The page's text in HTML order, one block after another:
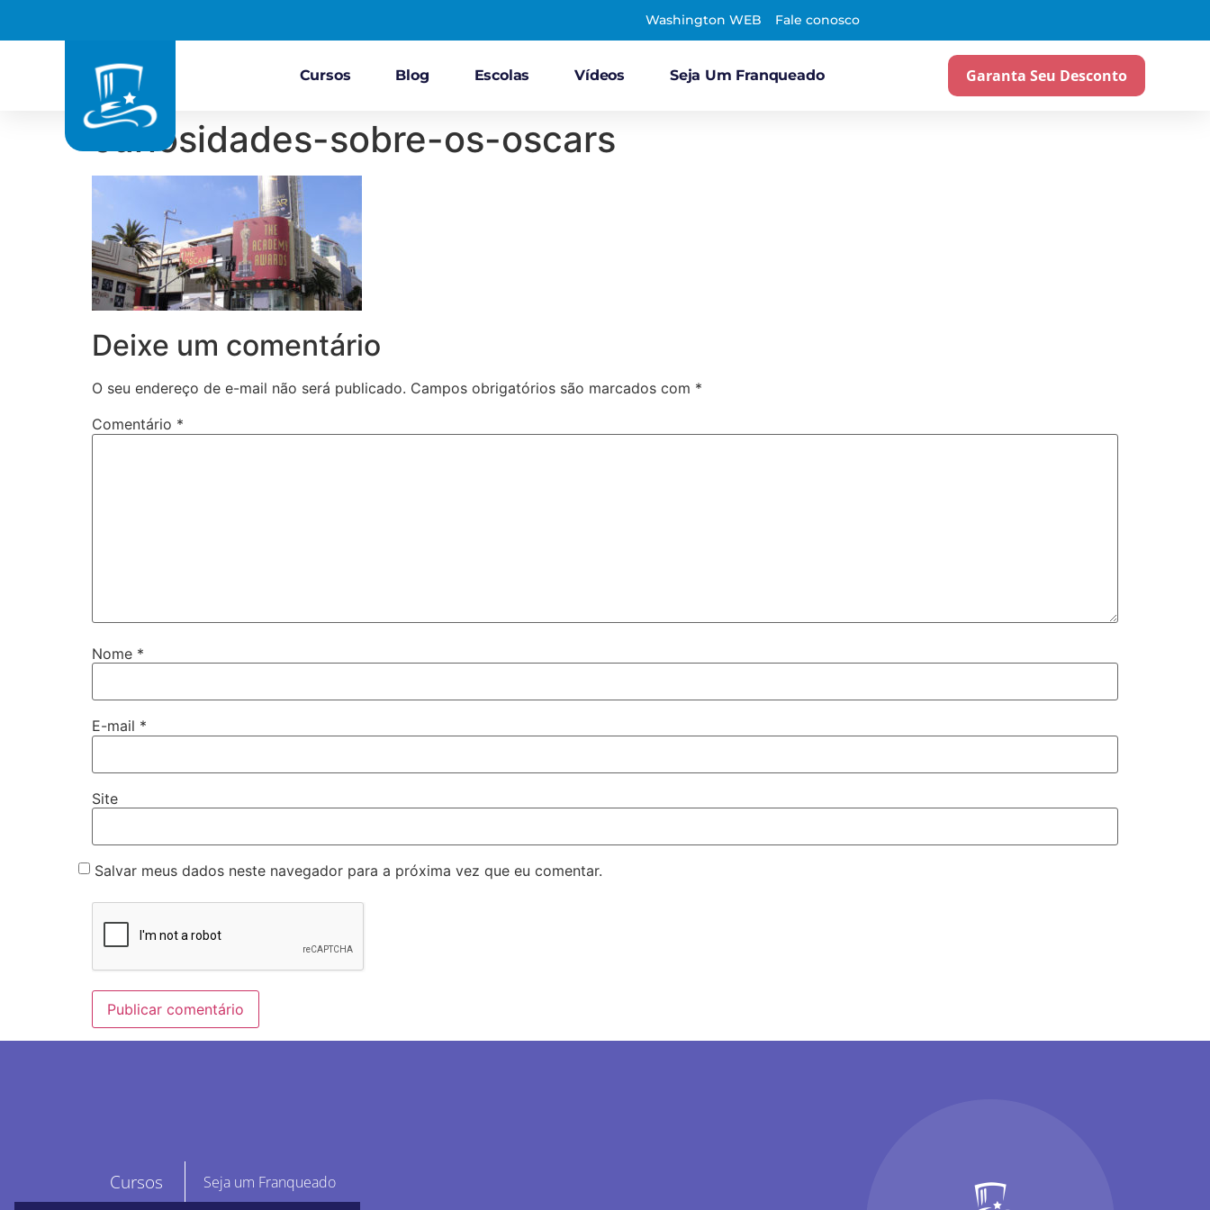
Washington WEB Fale conosco
Cursos Blog Escolas Vídeos Seja Um Franqueado Garanta Seu Desconto
curiosidades-sobre-os-oscars
Deixe um comentário
O seu endereço de e-mail não será publicado. Campos obrigatórios são marcados com *
Comentário *
Nome *
E-mail *
Site
Salvar meus dados neste navegador para a próxima vez que eu comentar.
Cursos Seja um Franqueado